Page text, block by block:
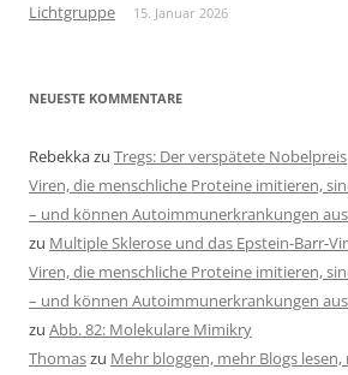
Lichtgruppe 15. Januar 2026
NEUESTE KOMMENTARE
Rebekkazu Tregs: Der verspätete Nobelpreis
Viren, die menschliche Proteine imitieren,
– und können Autoimmunerkrankungen
zu Multiple Sklerose und das Epstein-Barr-
Viren, die menschliche Proteine imitieren,
– und können Autoimmunerkrankungen
zu Abb. 82: Molekulare Mimikry
Thomaszu Mehr bloggen, mehr Blogs